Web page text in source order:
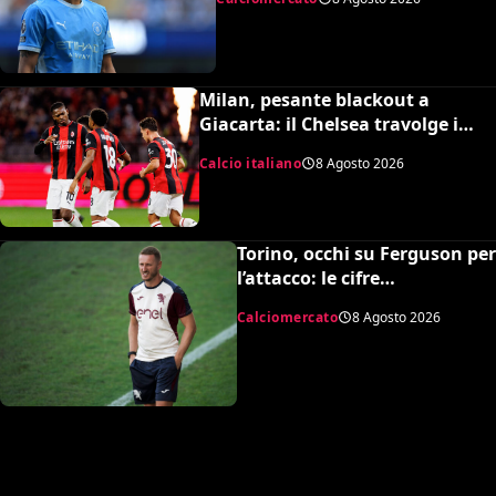
Milan, pesante blackout a
Giacarta: il Chelsea travolge i
rossoneri 3-0 in amichevole
Calcio italiano 8 Agosto 2026
Torino, occhi su Ferguson per
l’attacco: le cifre
Calciomercato 8 Agosto 2026